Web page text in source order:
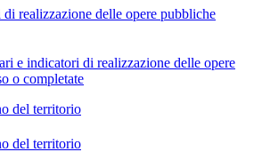
realizzazione delle opere pubbliche
e indicatori di realizzazione delle opere
o completate
del territorio
del territorio